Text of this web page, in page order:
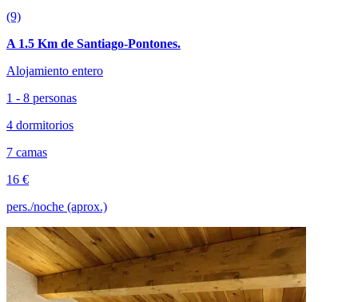
(9)
A 1.5 Km de Santiago-Pontones.
Alojamiento entero
1 - 8 personas
4 dormitorios
7 camas
16 €
pers./noche (aprox.)